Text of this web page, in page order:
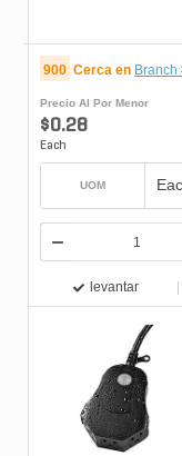
900 Cerca en Branch
Precio Al Por Menor
$0.28
Each
UOM
levantar